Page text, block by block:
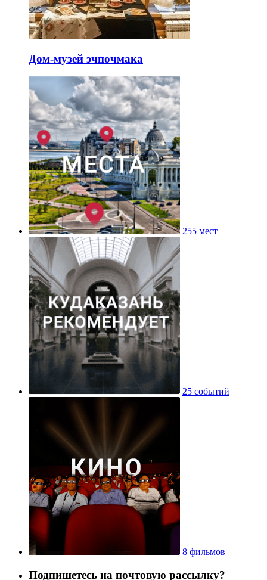
Дом-музей эчпочмака
255 мест
25 событий
8 фильмов
Подпишетесь на почтовую рассылку?